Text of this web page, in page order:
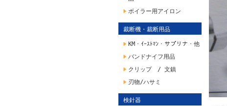
ボイラー用アイロン
裁断機・裁断用品
KM・ｲｰｽﾄﾏﾝ・サプリナ・他
バンドナイフ用品
クリップ / 文鎮
刃物/ハサミ
検針器